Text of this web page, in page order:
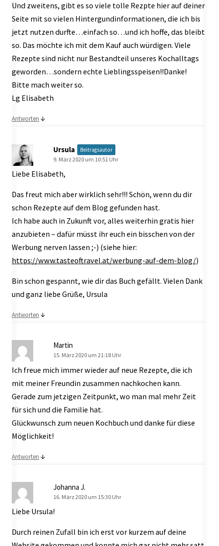
Und zweitens, gibt es so viele tolle Rezpte hier auf deiner
Seite mit so vielen Hintergundinformationen, die ich bis
jetzt nutzen durfte…einfach so…und ich hoffe, das bleibt
so. Das möchte ich mit dem Kauf auch würdigen. Viele
Rezepte sind nicht nur Bestandteil unseres Kochalltags
geworden…sondern echte Lieblingsspeisen!!Danke!
Bitte mach weiter so.
Lg Elisabeth
Antworten ↓
Ursula Beitragsautor
9. März 2020 um 10:51 Uhr
Liebe Elisabeth,
Das freut mich aber wirklich sehr!!! Schön, wenn du dir
schon Rezepte auf dem Blog gefunden hast.
Ich habe auch in Zukunft vor, alles weiterhin gratis hier
anzubieten – dafür müsst ihr euch ein bisschen von der
Werbung nerven lassen ;-) (siehe hier:
https://www.tasteoftravel.at/werbung-auf-dem-blog/)
Bin schon gespannt, wie dir das Buch gefällt. Vielen Dank
und ganz liebe Grüße, Ursula
Antworten ↓
Martin
15. März 2020 um 21:18 Uhr
Ich freue mich immer wieder auf neue Rezepte, die ich
mit meiner Freundin zusammen nachkochen kann.
Gerade zum jetzigen Zeitpunkt, wo man mal mehr Zeit
für sich und die Familie hat.
Glückwunsch zum neuen Kochbuch und danke für diese
Möglichkeit!
Antworten ↓
Johanna J.
16. März 2020 um 15:30 Uhr
Liebe Ursula!
Durch reinen Zufall bin ich erst vor kurzem auf deine